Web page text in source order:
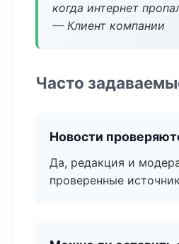
когда интернет
— Клиент компании
Часто
Новости
Да, редакция и
проверенные